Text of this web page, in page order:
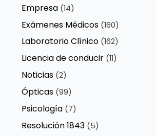
Empresa (14)
Exámenes Médicos (160)
Laboratorio Clínico (162)
Licencia de conducir (11)
Noticias (2)
Ópticas (99)
Psicología (7)
Resolución 1843 (5)